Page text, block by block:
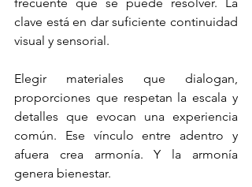
clave está en dar suficiente continuidad
visual y sensorial.
Elegir materiales que dialogan,
proporciones que respetan la escala y
detalles que evocan una experiencia
común. Ese vínculo entre adentro y
afuera crea armonía. Y la armonía
genera bienestar.